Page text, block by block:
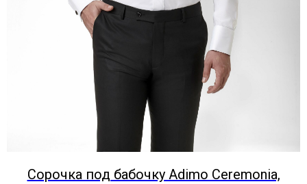
Сорочка под бабочку Adimo Ceremonia,